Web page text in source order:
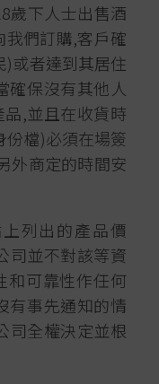
歲下人士出售酒
我們訂購,客戶確
)或者達到其居住
確保沒有其他人
,並且在收貨時
份檔)必須在場簽
外商定的時間安
列出的產品價
司並不對該等資
和可靠性作任何
有事先通知的情
司全權決定並根